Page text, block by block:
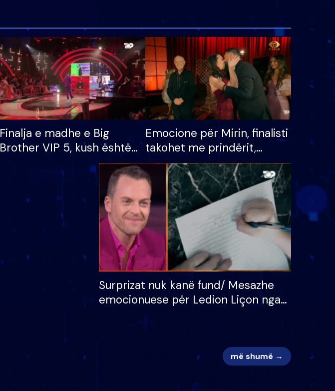
Finalja e madhe e Big
Brother VIP 5, kush është
banori i parë që lë shtëpinë
dhe humb mundësinë për
të fituar çmimin e madh
Emocione për Mirin, finalisti
takohet me prindërit,
vajzën dhe bashkëshorten:
S’kemi ndonjë letër divorci
apo jo?
Surprizat nuk kanë fund/ Mesazhe
emocionuese për Ledion Liçon nga
më shumë →